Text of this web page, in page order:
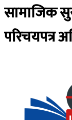
सामाजिक
परिचयपत्र